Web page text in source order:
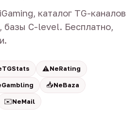
каталог TG-каналов
базы C-level. Бесплатно,
⚠️NeRating
📥NeBaza
✉️NeMail